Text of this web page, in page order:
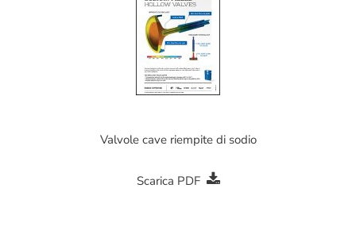
Valvole cave riempite di sodio
Scarica PDF